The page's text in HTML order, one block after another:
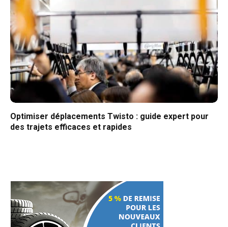
Optimiser déplacements Twisto : guide expert pour
des trajets efficaces et rapides